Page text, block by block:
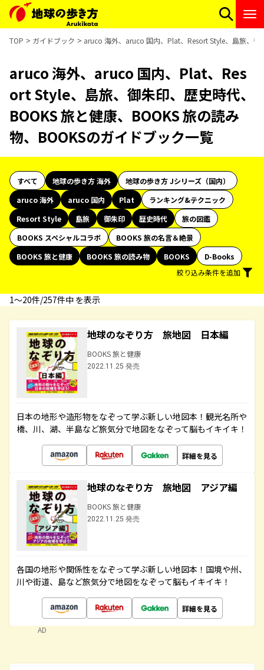
TOP ガイドブック aruco 海外、aruco 国内、Plat、Resort Style、島旅、御
aruco 海外、aruco 国内、Plat、Res
ort Style、島旅、御朱印、歴史時代、
BOOKS 旅と健康、BOOKS 旅の読み
物、BOOKSのガイドブック一覧
すべて 地球の歩き方 海外
地球の歩き方 Jシリーズ（国内）
aruco 海外
aruco 国内 Plat
ランキング&テクニック
Resort Style
島旅 御朱印 歴史時代
旅の図鑑
BOOKS スペシャルコラボ
BOOKS 旅の名言＆絶景
BOOKS 旅と健康
BOOKS 旅の読み物 BOOKS
D-Books
絞り込み条件を追加
1〜20件/257件中 を表示
地球のなぞり方 旅地図 日本編
BOOKS 旅と健康
2022.11.25 発売
日本の地形や造形物をなぞって学ぶ新しい地図本！観光名所や
橋、川、湖、半島など旅気分で地図をなぞって脳もイキイキ！
詳細を見る
地球のなぞり方 旅地図 アジア編
BOOKS 旅と健康
2022.11.25 発売
各国の地形や関係性をなぞって学ぶ新しい地図本！国境や州、
川や街道、島など旅気分で地図をなぞって脳もイキイキ！
詳細を見る
AD